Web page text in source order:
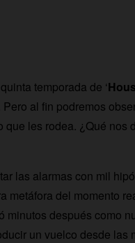
temporada de ‘
al fin podremos
que les rodea. ¿Qué nos
las alarmas con mil
metáfora del momento
después como
un vuelco desde las